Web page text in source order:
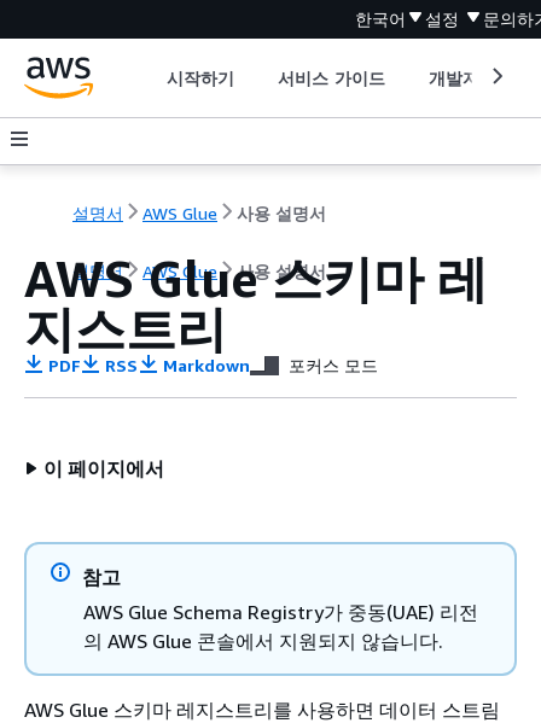
한국어 설정 문의하
시작하기 서비스 가이드 개발자 도구
설명서 AWS Glue 사용 설명서
설명서 AWS Glue 사용 설명서
AWS Glue 스키마 레
지스트리
PDF RSS Markdown 포커스 모드
이 페이지에서
참고
AWS Glue Schema Registry가 중동(UAE) 리전
의 AWS Glue 콘솔에서 지원되지 않습니다.
AWS Glue 스키마 레지스트리를 사용하면 데이터 스트림